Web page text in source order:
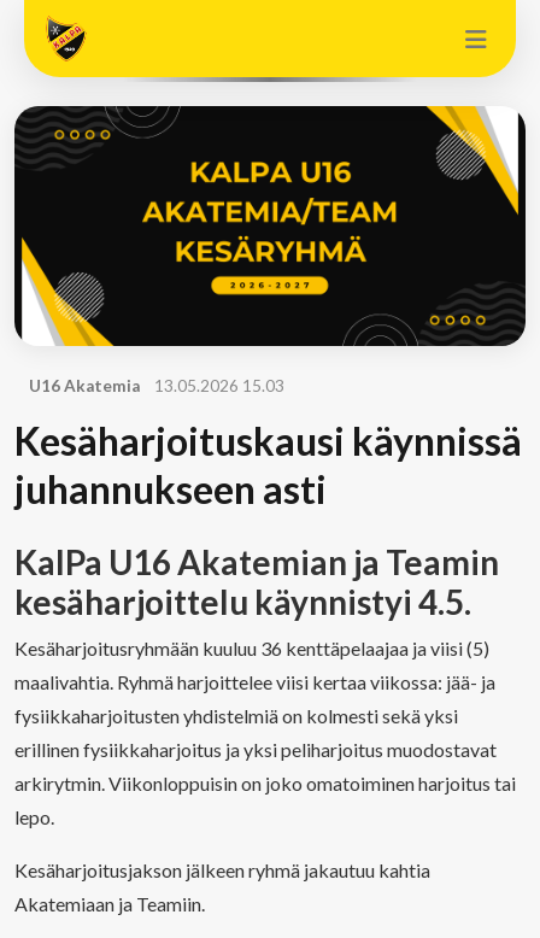
U16 Akatemia 13.05.2026 15.03
Kesäharjoituskausi käynnissä
juhannukseen asti
KalPa U16 Akatemian ja Teamin
kesäharjoittelu käynnistyi 4.5.
Kesäharjoitusryhmään kuuluu 36 kenttäpelaajaa ja viisi (5)
maalivahtia. Ryhmä harjoittelee viisi kertaa viikossa: jää- ja
fysiikkaharjoitusten yhdistelmiä on kolmesti sekä yksi
erillinen fysiikkaharjoitus ja yksi peliharjoitus muodostavat
arkirytmin. Viikonloppuisin on joko omatoiminen harjoitus tai
lepo.
Kesäharjoitusjakson jälkeen ryhmä jakautuu kahtia
Akatemiaan ja Teamiin.